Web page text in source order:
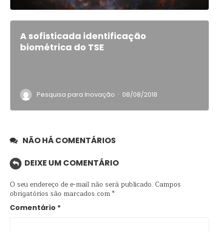
A sofisticada identificação
biométrica do TSE
Pesquisa para Inovação · 08/08/2018
NÃO HÁ COMENTÁRIOS
DEIXE UM COMENTÁRIO
O seu endereço de e-mail não será publicado. Campos
obrigatórios são marcados com*
Comentário *